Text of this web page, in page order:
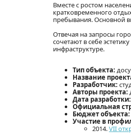
Вместе с ростом
кратковременного
пребывания. Основной
Отвечая на запросы
сочетают в себе
инфраструктуре.
Тип объекта:
Название
Разработчик:
Авторы проекта:
Дата разработки:
Официальная
Бюджет объекта:
Участие в
2014.VII